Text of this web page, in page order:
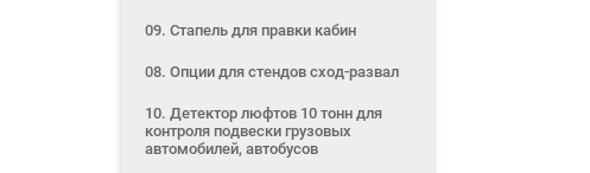
09. Стапель для правки кабин
08. Опции для стендов сход-развал
10. Детектор люфтов 10 тонн для
контроля подвески грузовых
автомобилей, автобусов